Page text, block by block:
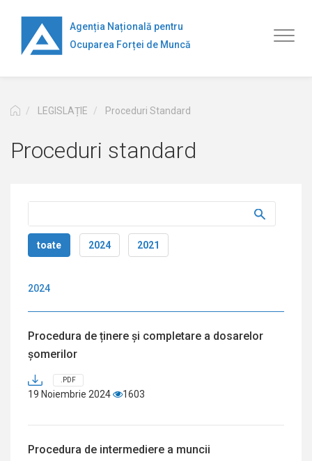
conţinutul
principal
Agenția Națională pentru
Ocuparea Forței de Muncă
LEGISLAȚIE Proceduri Standard
Proceduri standard
toate 2024 2021
2024
Procedura de ținere și completare a dosarelor
șomerilor
.PDF
19 Noiembrie 2024 1603
Procedura de intermediere a muncii